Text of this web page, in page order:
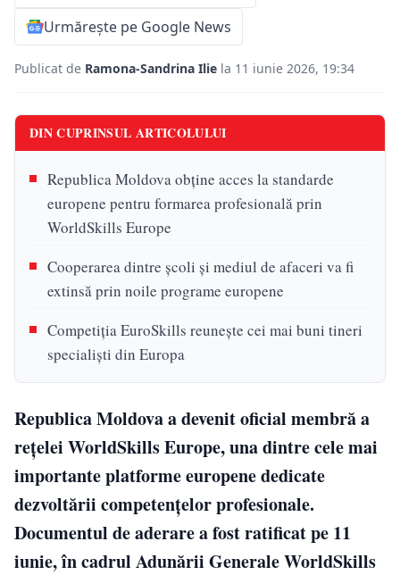
Urmărește pe Google News
Publicat de Ramona-Sandrina Ilie la 11 iunie 2026, 19:34
DIN CUPRINSUL ARTICOLULUI
Republica Moldova obține acces la standarde
europene pentru formarea profesională prin
WorldSkills Europe
Cooperarea dintre școli și mediul de afaceri va fi
extinsă prin noile programe europene
Competiția EuroSkills reunește cei mai buni tineri
specialiști din Europa
Republica Moldova a devenit oficial membră a
rețelei WorldSkills Europe, una dintre cele mai
importante platforme europene dedicate
dezvoltării competențelor profesionale.
Documentul de aderare a fost ratificat pe 11
iunie, în cadrul Adunării Generale WorldSkills